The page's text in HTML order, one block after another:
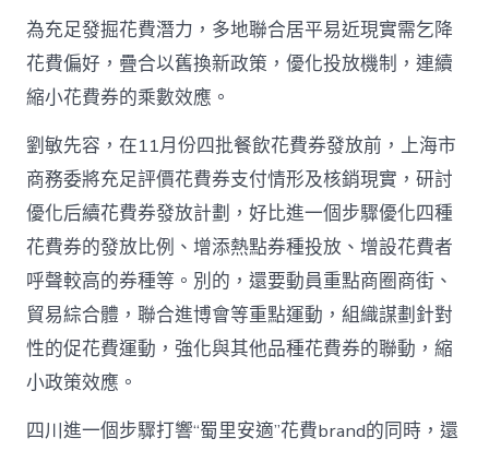
為充足發掘花費潛力，多地聯合居平易近現實需乞降
花費偏好，疊合以舊換新政策，優化投放機制，連續
縮小花費券的乘數效應。
劉敏先容，在11月份四批餐飲花費券發放前，上海市
商務委將充足評價花費券支付情形及核銷現實，研討
優化后續花費券發放計劃，好比進一個步驟優化四種
花費券的發放比例、增添熱點券種投放、增設花費者
呼聲較高的券種等。別的，還要動員重點商圈商街、
貿易綜合體，聯合進博會等重點運動，組織謀劃針對
性的促花費運動，強化與其他品種花費券的聯動，縮
小政策效應。
四川進一個步驟打響“蜀里安適”花費brand的同時，還